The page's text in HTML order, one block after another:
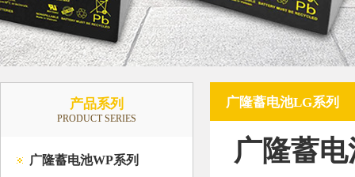
产品系列
PRODUCT SERIES
广隆蓄电池WP系列
广隆蓄电池LG系列
广隆蓄